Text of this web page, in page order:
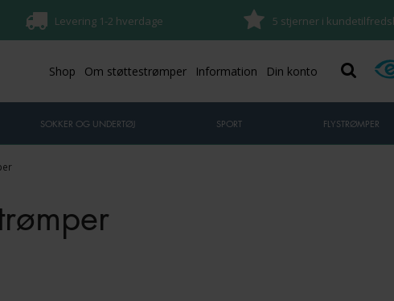
Levering 1-2 hverdage 5 stjerner i
Shop Om støttestrømper Information Din konto
SOKKER OG UNDERTØJ SPORT FLYSTRØMPER